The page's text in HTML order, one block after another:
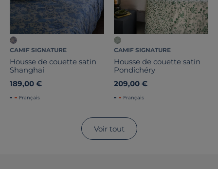
CAMIF SIGNATURE
Housse de couette satin
Shanghai
189,00 €
Français
CAMIF SIGNATURE
Housse de couette satin
Pondichéry
209,00 €
Français
Voir tout